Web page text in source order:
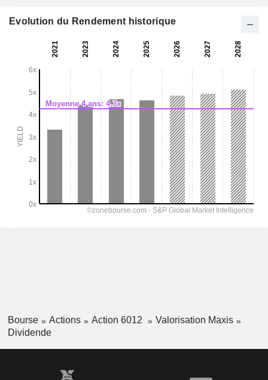
Evolution du Rendement historique
Bourse Actions Action 6012
Valorisation Maxis
Dividende